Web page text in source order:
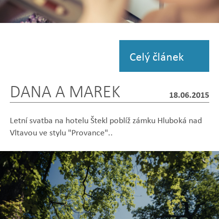
Zobrazit
fotografii
Zobrazit
fotografii
Zobrazit
fotografii
Zobrazit
fotografii
Zobrazit
fotografii
Celý článek
DANA A MAREK 18.06.2015
Letní svatba na hotelu Štekl poblíž zámku Hluboká nad
Vltavou ve stylu "Provance"..